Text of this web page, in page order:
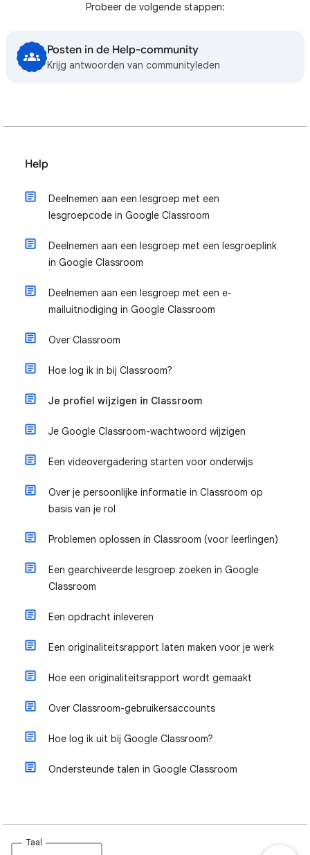
Probeer de volgende stappen:
Posten in de Help-community
Krijg antwoorden van communityleden
Help
Deelnemen aan een lesgroep met een
lesgroepcode in Google Classroom
Deelnemen aan een lesgroep met een lesgroeplink
in Google Classroom
Deelnemen aan een lesgroep met een e-
mailuitnodiging in Google Classroom
Over Classroom
Hoe log ik in bij Classroom?
Je profiel wijzigen in Classroom
Je Google Classroom-wachtwoord wijzigen
Een videovergadering starten voor onderwijs
Over je persoonlijke informatie in Classroom op
basis van je rol
Problemen oplossen in Classroom (voor leerlingen)
Een gearchiveerde lesgroep zoeken in Google
Classroom
Een opdracht inleveren
Een originaliteitsrapport laten maken voor je werk
Hoe een originaliteitsrapport wordt gemaakt
Over Classroom-gebruikersaccounts
Hoe log ik uit bij Google Classroom?
Ondersteunde talen in Google Classroom
Taal